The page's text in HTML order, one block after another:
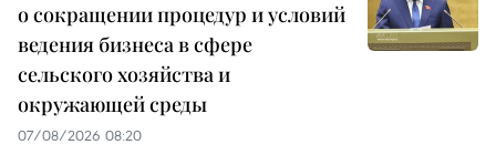
о сокращении процедур и условий
ведения бизнеса в сфере
сельского хозяйства и
окружающей среды
07/08/2026 08:20